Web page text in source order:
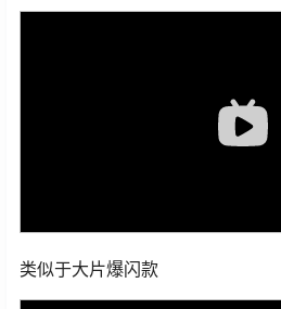
类似于大片爆闪款